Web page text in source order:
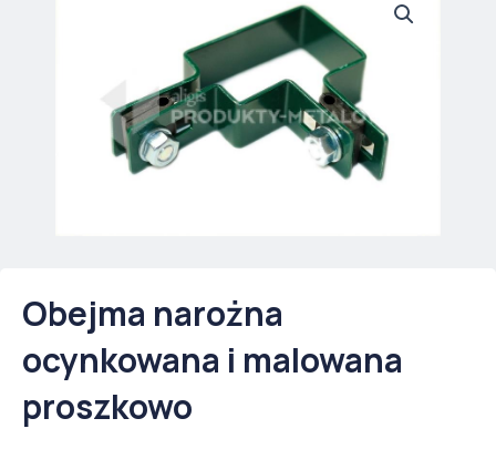
Obejma narożna
ocynkowana i malowana
proszkowo